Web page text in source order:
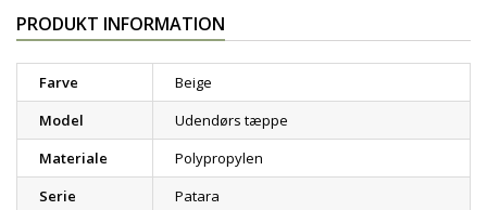
PRODUKT INFORMATION
Farve
Beige
Model
Udendørs tæppe
Materiale
Polypropylen
Serie
Patara